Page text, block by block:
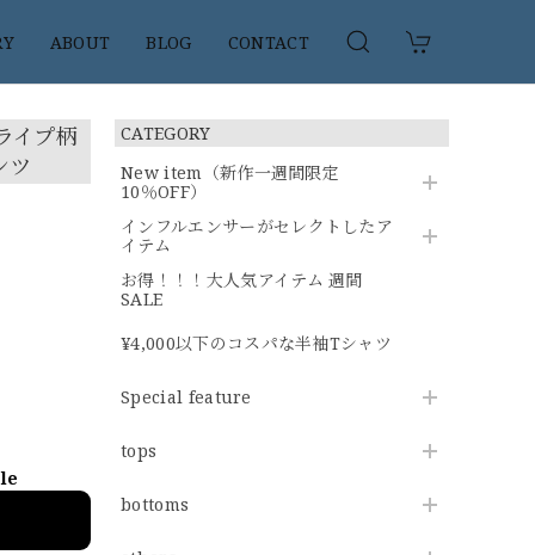
ABOUT BLOG CONTACT
CATEGORY
New item（新作一週間限定
10％OFF）
インフルエンサーがセレクトしたア
イテム
お得！！！大人気アイテム 週間
SALE
¥4,000以下のコスパな半袖Tシャツ
Special feature
tops
bottoms
イプ柄
ツ